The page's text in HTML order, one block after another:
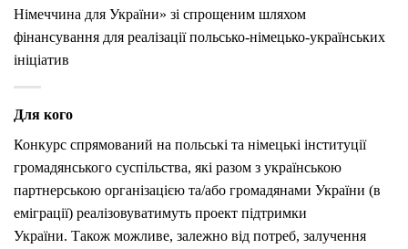
Німеччина для України» зі спрощеним шляхом
фінансування для реалізації польсько-німецько-українських
ініціатив
Для кого
Конкурс спрямований на польські та німецькі інституції
громадянського суспільства, які разом з українською
партнерською організацією та/або громадянами України (в
еміграції) реалізовуватимуть проект підтримки
України. Також можливе, залежно від потреб, залучення